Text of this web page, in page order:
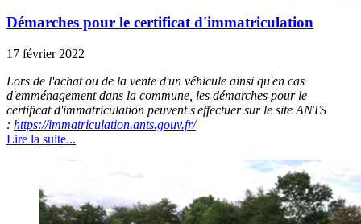
Démarches pour le certificat d'immatriculation
17 février 2022
Lors de l'achat ou de la vente d'un véhicule ainsi qu'en cas
d'emménagement dans la commune, les démarches pour le
certificat d'immatriculation peuvent s'effectuer sur le site ANTS
: https://immatriculation.ants.gouv.fr/
Lire la suite...